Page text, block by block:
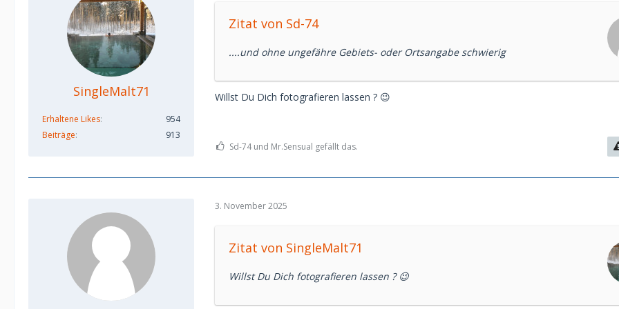
SingleMalt71
Erhaltene Likes
954
Beiträge
913
Zitat von Sd-74
....und ohne ungefähre Gebiets- oder Ortsangabe schwierig
Willst Du Dich fotografieren lassen ? 😉
Sd-74 und Mr.Sensual gefällt das.
3. November 2025
Zitat von SingleMalt71
Willst Du Dich fotografieren lassen ? 😉